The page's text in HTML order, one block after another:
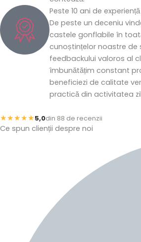
Peste 10 ani de
De peste un deceniu
castele gonflabile în
cunoștințelor noastre de
feedbackului valoros al
îmbunătățim constant
beneficiezi de calitate
practică din activitatea
★★★★★5,0din 88 de recenzii
Ce spun clienții despre noi